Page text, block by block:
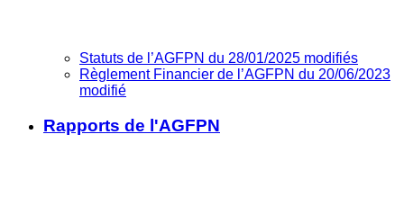
Statuts de l’AGFPN du 28/01/2025 modifiés
Règlement Financier de l’AGFPN du 20/06/2023
modifié
Rapports de l'AGFPN